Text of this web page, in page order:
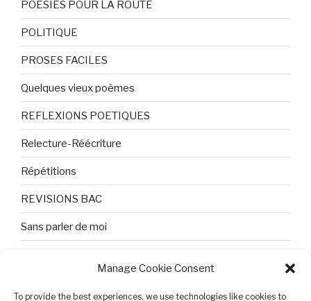
Manage Cookie Consent
To provide the best experiences, we use technologies like cookies to
POESIES POUR LA ROUTE
POLITIQUE
PROSES FACILES
Quelques vieux poèmes
REFLEXIONS POETIQUES
Relecture-Réécriture
Répétitions
REVISIONS BAC
Sans parler de moi